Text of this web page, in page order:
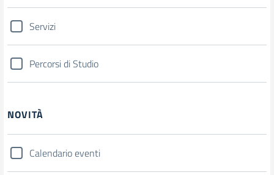
Servizi
Percorsi di Studio
NOVITÀ
Calendario eventi